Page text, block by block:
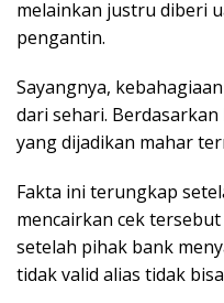
melainkan justru diberi
pengantin.
Sayangnya,
dari sehari.
yang dijadikan mahar
Fakta ini terungkap
mencairkan cek
setelah pihak bank
tidak valid alias tidak